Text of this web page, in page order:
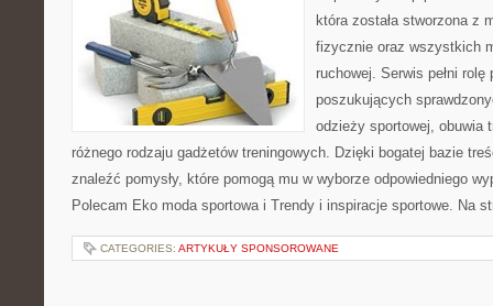
która została stworzona z
fizycznie oraz wszystkich
ruchowej. Serwis pełni
poszukujących
odzieży sportowej, obuwia
różnego rodzaju gadżetów treningowych. Dzięki bogatej bazie
znaleźć pomysły, które pomogą mu w wyborze odpowiedniego
Polecam Eko moda sportowa i Trendy i inspiracje sportowe. Na
CATEGORIES: ARTYKUŁY SPONSOROWANE